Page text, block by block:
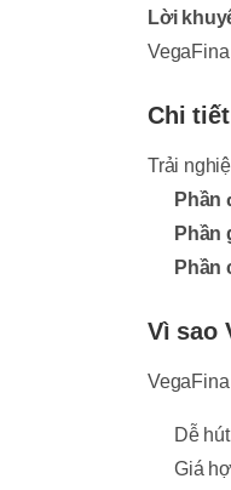
Lời
Chi
Trải
Phần
Phần
Phần
Vì sao
Dễ hút
Giá